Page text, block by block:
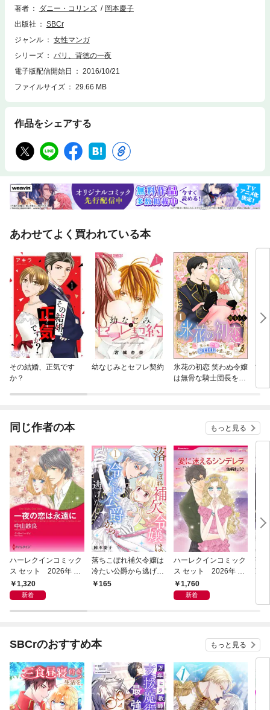
ず、求められるまま体を重ねてしまう。これは一夜限りの幻想――それで
著者 ダニー・コリンズ
岡本慶子
出版社
SBCr
ジャンル
女性マンガ
シリーズ
パリ、背徳の一夜
電子版配信開始日
2016/10/21
ファイルサイズ
29.66 MB
作品をシェアする
あわせてよく買われている本
その結婚、正気です
か？
幼なじみとセフレ契約
氷花の初恋 笑わぬ令嬢
は無骨な騎士団長を恋
甘
同じ作者の本 もっと見る
ハーレクインコミック
ス セット 2026年 vo
l.1018
1,320
新着
落ちこぼれ補欠令嬢は
冷たい公爵から逃げだ
したい １
165
ハーレクインコミック
ス セット 2026年 vo
l.1069
1,760
新着
落
冷
SBCrのおすすめ本 もっと見る